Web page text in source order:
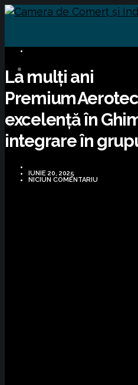
La mulți ani
Premium
excelență în
integrare în
IUNIE 20, 2025
NICIUN COMENTARIU